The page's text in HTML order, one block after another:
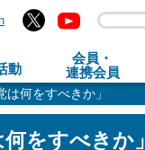
動
会員・
連携会員
何をすべきか」
をすべきか」